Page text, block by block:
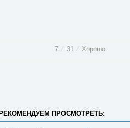
7 ⁄ 31 ⁄ Хорошо
ПРОСМОТРЕТЬ: